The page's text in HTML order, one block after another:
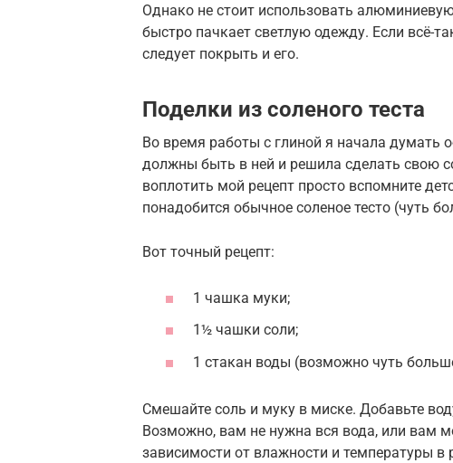
Однако не стоит использовать
быстро пачкает светлую одежду. Если всё-
следует покрыть и его.
Поделки из соленого теста
Во время работы с глиной я начала думать
должны быть в ней и решила сделать свою
воплотить мой рецепт просто вспомните
понадобится обычное соленое тесто (чуть
Вот точный рецепт:
1 чашка муки;
1½ чашки соли;
1 стакан воды (возможно чуть
Смешайте соль и муку в миске. Добавьте
Возможно, вам не нужна вся вода, или вам
зависимости от влажности и температуры